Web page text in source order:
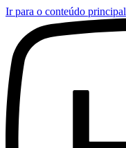
Ir para o conteúdo principal